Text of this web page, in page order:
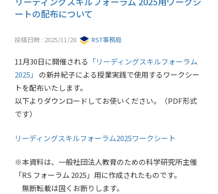
ートの配布について
投稿日時 : 2025/11/28 RST事務局
11月30日に開催される
「リーディングスキルフォーラム
2025」
の新井紀子による授業実践で使用するワークシー
トを配布いたします。
以下よりダウンロードしてお使いください。（PDF形式
です）
リーディングスキルフォーラム2025ワークシート
※本資料は、一般社団法人教育のための科学研究所主催
「RS フォーラム 2025」用に作成されたものです。
無断転載は固くお断りします。